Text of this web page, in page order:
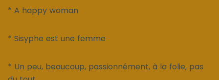
* A happy woman
* Sisyphe est une femme
* Un peu, beaucoup, passionnément, à la folie, pas